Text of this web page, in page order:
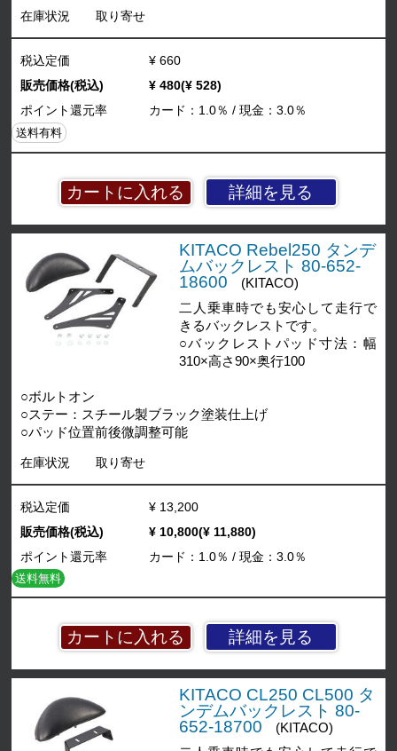
在庫状況 取り寄せ
詳細を見る
税込定価
¥ 660
販売価格(税込)
¥ 480(¥ 528)
ポイント還元率
カード：1.0％ / 現金：3.0％
送料有料
KITACO Rebel250 タンデ
ムバックレスト 80-652-
18600
(KITACO)
二人乗車時でも安心して走行で
きるバックレストです。
○バックレストパッド寸法：幅
310×高さ90×奥行100
○ボルトオン
○ステー：スチール製ブラック塗装仕上げ
○パッド位置前後微調整可能
在庫状況 取り寄せ
詳細を見る
税込定価
¥ 13,200
販売価格(税込)
¥ 10,800(¥ 11,880)
ポイント還元率
カード：1.0％ / 現金：3.0％
送料無料
KITACO CL250 CL500 タ
ンデムバックレスト 80-
652-18700
(KITACO)